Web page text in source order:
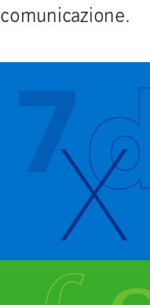
comunicazione.